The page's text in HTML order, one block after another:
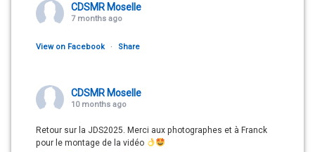
CDSMR Moselle
7 months ago
View on Facebook · Share
CDSMR Moselle
10 months ago
Retour sur la JDS2025. Merci aux photographes et à Franck
pour le montage de la vidéo